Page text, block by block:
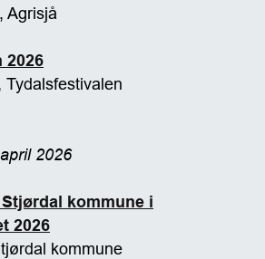
Agrisjå
2026
2026
kommune i
2026
kommune